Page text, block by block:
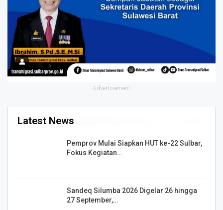
- Advertisement -
Latest News
Pemprov Mulai Siapkan HUT ke-22 Sulbar,
Fokus Kegiatan…
Sandeq Silumba 2026 Digelar 26 hingga
27 September,…